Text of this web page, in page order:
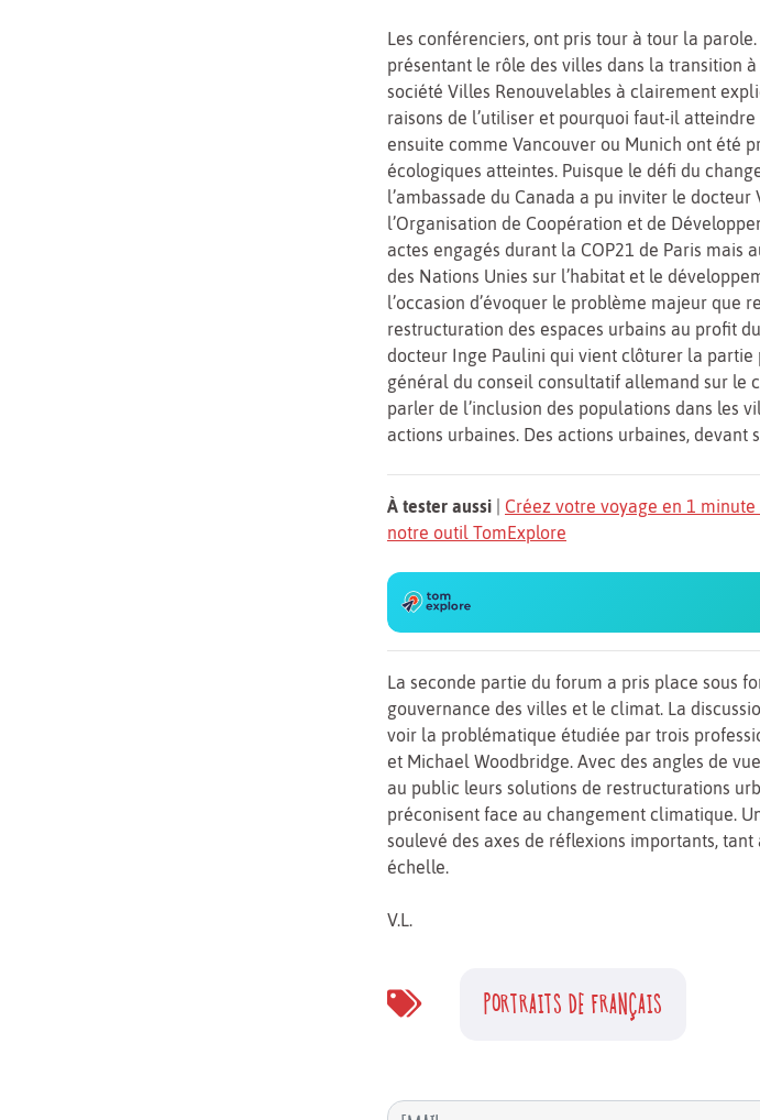
Les conférenciers, ont pris tour à tour la
présentant le rôle des villes dans la transition
société Villes Renouvelables à clairement
raisons de l’utiliser et pourquoi faut-il
ensuite comme Vancouver ou Munich ont été
écologiques atteintes. Puisque le défi du
l’ambassade du Canada a pu inviter le
l’Organisation de Coopération et de
actes engagés durant la COP21 de Paris mais
des Nations Unies sur l’habitat et le
l’occasion d’évoquer le problème majeur que
restructuration des espaces urbains au profit
docteur Inge Paulini qui vient clôturer la partie
général du conseil consultatif allemand sur le
parler de l’inclusion des populations dans les
actions urbaines. Des actions urbaines,
À tester aussi
Créez votre voyage en 1
notre outil TomExplore
🔍
🔍
🔍
🍲
🔍
🔍
Place
La seconde partie du forum a pris place sous
gouvernance des villes et le climat. La
voir la problématique étudiée par trois
et Michael Woodbridge. Avec des angles de
au public leurs solutions de restructurations
préconisent face au changement climatique.
soulevé des axes de réflexions importants,
échelle.
V.L.
PORTRAITS DE FRANÇAIS